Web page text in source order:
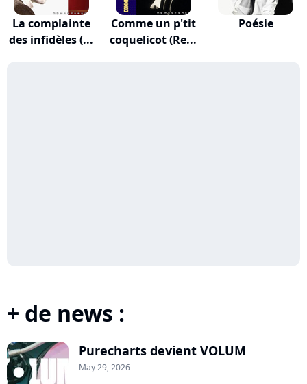
La complainte
des infidèles (...
Comme un p'tit
coquelicot (Re...
Poésie
+ de news :
Purecharts devient VOLUM
May 29, 2026